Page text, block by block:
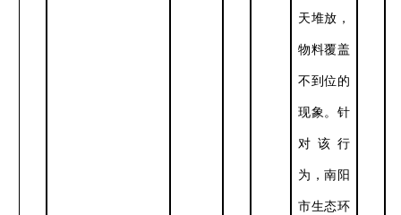
天堆放，
物料覆盖
不到位的
现象。针
对该行
为，南阳
市生态环